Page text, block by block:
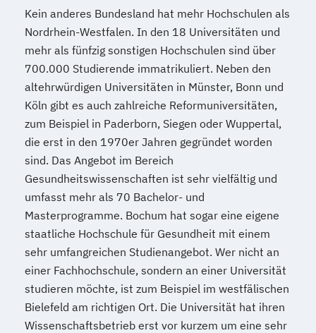
Kein anderes Bundesland hat mehr Hochschulen als
Nordrhein-Westfalen. In den 18 Universitäten und
mehr als fünfzig sonstigen Hochschulen sind über
700.000 Studierende immatrikuliert. Neben den
altehrwürdigen Universitäten in Münster, Bonn und
Köln gibt es auch zahlreiche Reformuniversitäten,
zum Beispiel in Paderborn, Siegen oder Wuppertal,
die erst in den 1970er Jahren gegründet worden
sind. Das Angebot im Bereich
Gesundheitswissenschaften ist sehr vielfältig und
umfasst mehr als 70 Bachelor- und
Masterprogramme. Bochum hat sogar eine eigene
staatliche Hochschule für Gesundheit mit einem
sehr umfangreichen Studienangebot. Wer nicht an
einer Fachhochschule, sondern an einer Universität
studieren möchte, ist zum Beispiel im westfälischen
Bielefeld am richtigen Ort. Die Universität hat ihren
Wissenschaftsbetrieb erst vor kurzem um eine sehr